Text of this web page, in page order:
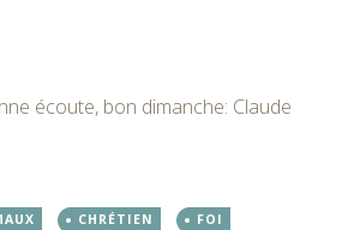
écoute, bon dimanche: Claude
CHRÉTIEN
FOI